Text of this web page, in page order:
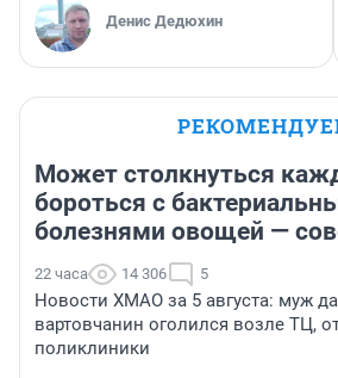
Денис Дедюхин
Может столкнуться
бороться с
болезнями овощей —
22 часа 14 306 5
Новости ХМАО за 5 августа: муж
вартовчанин оголился возле ТЦ,
поликлиники